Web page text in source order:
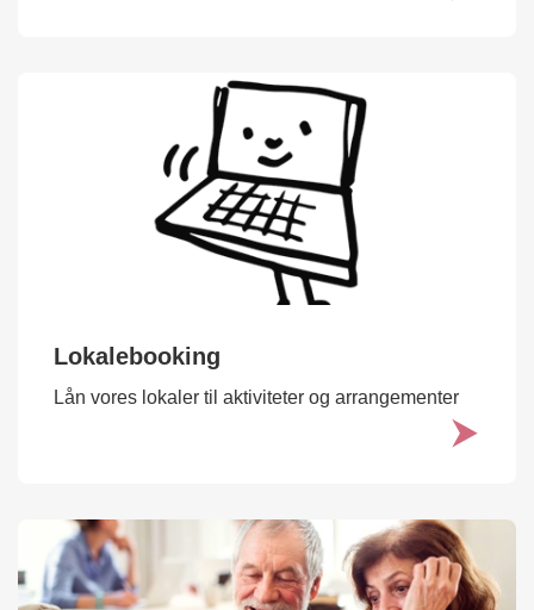
Lokalebooking
Lån vores lokaler til aktiviteter og arrangementer